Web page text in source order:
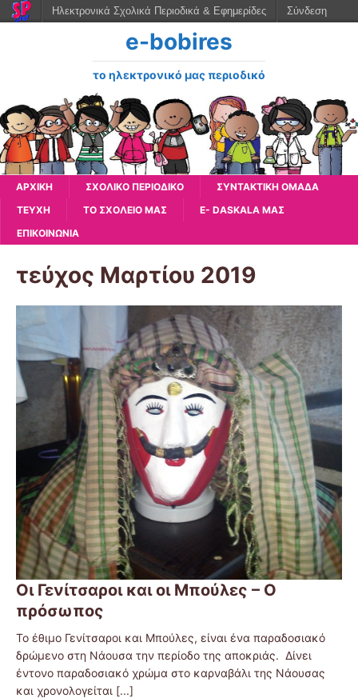
e-bobires
το ηλεκτρονικό μας περιοδικό
ΑΡΧΙΚΉ ΣΧΟΛΙΚΟ ΠΕΡΙΟΔΙΚΟ
ΣΥΝΤΑΚΤΙΚΗ ΟΜΑΔΑ
ΤΕΥΧΗ
ΤΟ ΣΧΟΛΕΙΟ ΜΑΣ
E- DASKALA ΜΑΣ
ΕΠΙΚΟΙΝΩΝΙΑ
τεύχος Μαρτίου 2019
Οι Γενίτσαροι και οι Μπούλες – Ο
πρόσωπος
Το έθιμο Γενίτσαροι και Μπούλες, είναι ένα παραδοσιακό
δρώμενο στη Νάουσα την περίοδο της αποκριάς. Δίνει
έντονο παραδοσιακό χρώμα στο καρναβάλι της Νάουσας
και χρονολογείται [...]
Ηλεκτρονικά Σχολικά Περιοδικά & Εφημερίδες Σύνδεση